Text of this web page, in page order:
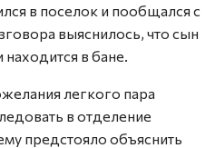
в поселок и пообщался с
выяснилось, что сын
в бане.
легкого пара
в отделение
предстояло объяснить